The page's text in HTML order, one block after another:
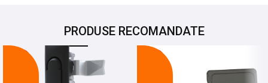
PRODUSE RECOMANDATE